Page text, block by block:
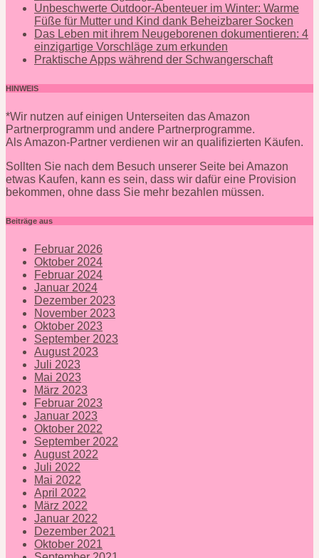
Unbeschwerte Outdoor-Abenteuer im Winter: Warme
Füße für Mutter und Kind dank Beheizbarer Socken
Das Leben mit ihrem Neugeborenen dokumentieren: 4
einzigartige Vorschläge zum erkunden
Praktische Apps während der Schwangerschaft
HINWEIS
*Wir nutzen auf einigen Unterseiten das Amazon
Partnerprogramm und andere Partnerprogramme.
Als Amazon-Partner verdienen wir an qualifizierten Käufen.
Sollten Sie nach dem Besuch unserer Seite bei Amazon
etwas Kaufen, kann es sein, dass wir dafür eine Provision
bekommen, ohne dass Sie mehr bezahlen müssen.
Beiträge aus
Februar 2026
Oktober 2024
Februar 2024
Januar 2024
Dezember 2023
November 2023
Oktober 2023
September 2023
August 2023
Juli 2023
Mai 2023
März 2023
Februar 2023
Januar 2023
Oktober 2022
September 2022
August 2022
Juli 2022
Mai 2022
April 2022
März 2022
Januar 2022
Dezember 2021
Oktober 2021